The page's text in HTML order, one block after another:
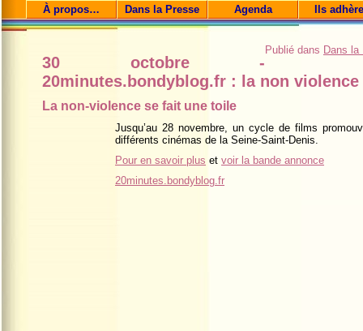
À propos… Dans la Presse Agenda Ils
Publié dans Dans la
30 octobre -
20minutes.bondyblog.fr : la non
La non-violence se fait une toile
Jusqu’au 28 novembre, un cycle de films
différents cinémas de la Seine-Saint-Denis.
Pour en savoir plus et voir la bande annonce
20minutes.bondyblog.fr